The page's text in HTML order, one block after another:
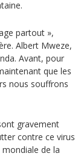
partout »,
Albert Mweze,
Avant, pour
que les
nous souffrons
gravement
contre ce virus
de la